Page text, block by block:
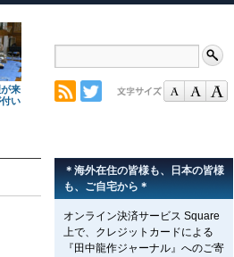
来
い
＊海外在住の皆様も、日本の皆様
も、ご自宅から＊
オンライン決済サービス Square
上で、クレジットカードによる
『田中龍作ジャーナル』へのご寄